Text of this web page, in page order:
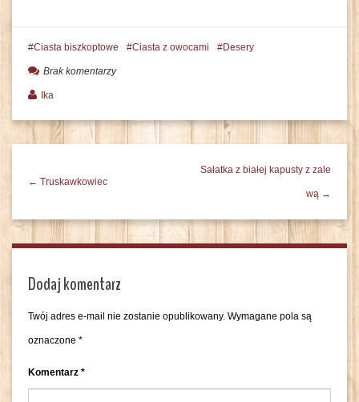
Ciasta biszkoptowe Ciasta z owocami Desery
Brak komentarzy
Ika
← Truskawkowiec
Sałatka z białej kapusty z zale
wą →
Dodaj komentarz
Twój adres e-mail nie zostanie opublikowany. Wymagane pola są
oznaczone *
Komentarz *